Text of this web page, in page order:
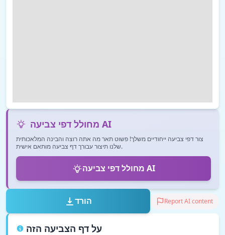
מחולל דפי צביעה AI
צור דפי צביעה ייחודיים משלך! פשוט תאר מה אתה רוצה והבינה המלאכותית
שלנו תיצור עבורך דף צביעה מותאם אישית.
מחולל דפי צביעה AI
הורד Report AI content
על דף הצביעה הזה